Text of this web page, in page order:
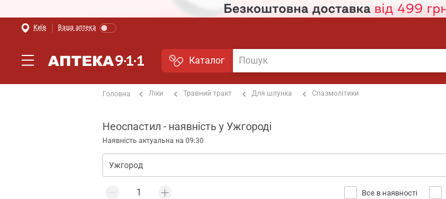
Київ Ваша аптека
Каталог
Головна Ліки Травний тракт Для шлунка Спазмолітики
Неоспастил - наявність у Ужгороді
Наявність актуальна на 09:30
Все в наявності